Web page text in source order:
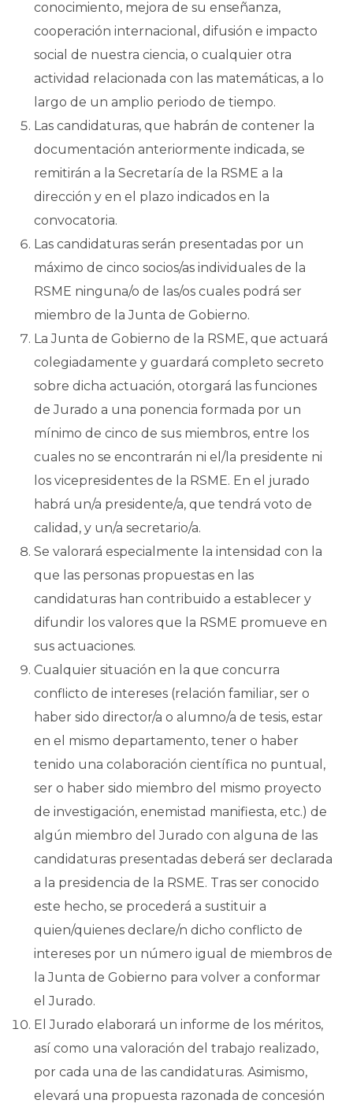
conocimiento, mejora de su enseñanza,
cooperación internacional, difusión e impacto
social de nuestra ciencia, o cualquier otra
actividad relacionada con las matemáticas, a lo
largo de un amplio periodo de tiempo.
Las candidaturas, que habrán de contener la
documentación anteriormente indicada, se
remitirán a la Secretaría de la RSME a la
dirección y en el plazo indicados en la
convocatoria.
Las candidaturas serán presentadas por un
máximo de cinco socios/as individuales de la
RSME ninguna/o de las/os cuales podrá ser
miembro de la Junta de Gobierno.
La Junta de Gobierno de la RSME, que actuará
colegiadamente y guardará completo secreto
sobre dicha actuación, otorgará las funciones
de Jurado a una ponencia formada por un
mínimo de cinco de sus miembros, entre los
cuales no se encontrarán ni el/la presidente ni
los vicepresidentes de la RSME. En el jurado
habrá un/a presidente/a, que tendrá voto de
calidad, y un/a secretario/a.
Se valorará especialmente la intensidad con la
que las personas propuestas en las
candidaturas han contribuido a establecer y
difundir los valores que la RSME promueve en
sus actuaciones.
Cualquier situación en la que concurra
conflicto de intereses (relación familiar, ser o
haber sido director/a o alumno/a de tesis, estar
en el mismo departamento, tener o haber
tenido una colaboración científica no puntual,
ser o haber sido miembro del mismo proyecto
de investigación, enemistad manifiesta, etc.) de
algún miembro del Jurado con alguna de las
candidaturas presentadas deberá ser declarada
a la presidencia de la RSME. Tras ser conocido
este hecho, se procederá a sustituir a
quien/quienes declare/n dicho conflicto de
intereses por un número igual de miembros de
la Junta de Gobierno para volver a conformar
el Jurado.
El Jurado elaborará un informe de los méritos,
así como una valoración del trabajo realizado,
por cada una de las candidaturas. Asimismo,
elevará una propuesta razonada de concesión